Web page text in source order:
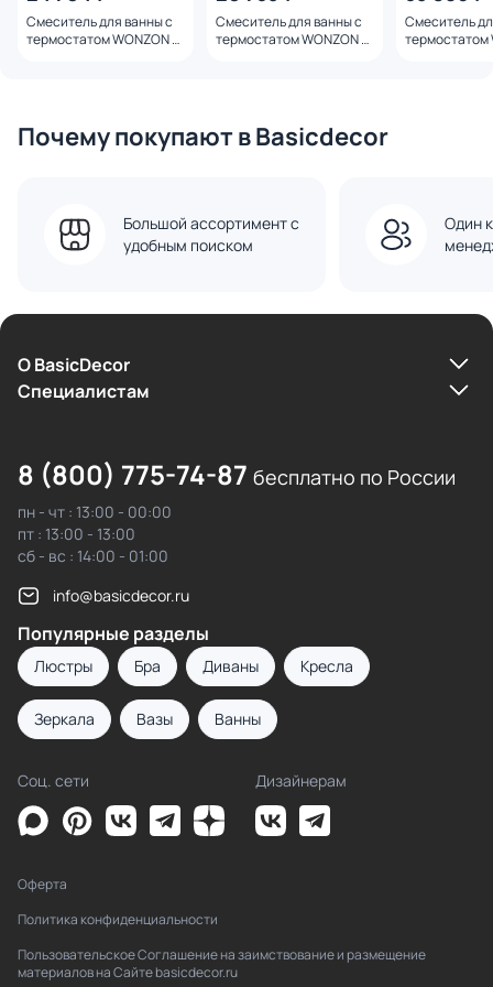
Смеситель для ванны с
термостатом WONZON &
Смеситель для ванны с
термостатом WONZON &
Смеситель
термостатом
Почему покупают в Basicdecor
Большой ассортимент с
удобным поиском
Один
О BasicDecor
Cпециалистам
8 (800) 775-74-87 бесплатно по России
пн - чт : 13:00 - 00:00
пт : 13:00 - 13:00
сб - вс : 14:00 - 01:00
info@basicdecor.ru
Популярные разделы
Люстры Бра Диваны Кресла
Зеркала Вазы Ванны
Соц. сети Дизайнерам
Оферта
Политика конфиденциальности
Пользовательское Соглашение на заимствование и размещение
материалов на Сайте basicdecor.ru